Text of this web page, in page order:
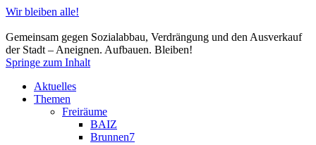
Wir bleiben alle!
Gemeinsam gegen Sozialabbau, Verdrängung und den Ausverkauf
der Stadt – Aneignen. Aufbauen. Bleiben!
Springe zum Inhalt
Aktuelles
Themen
Freiräume
BAIZ
Brunnen7